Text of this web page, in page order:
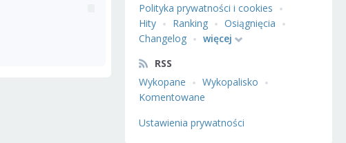
Polityka prywatności i cookies
Hity
Ranking
Osiągnięcia
Changelog
więcej
RSS
Wykopane
Wykopalisko
Komentowane
Ustawienia prywatności